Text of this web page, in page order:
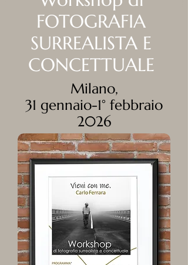
FOTOGRAFIA
SURREALISTA E
CONCETTUALE
Milano,
31 gennaio-1° febbraio
2026